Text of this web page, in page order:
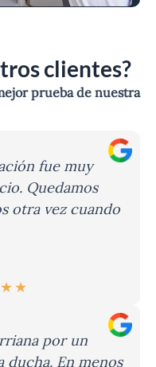
clientes?
prueba de nuestra
fue muy
Quedamos
otra vez cuando
★★
por un
En menos